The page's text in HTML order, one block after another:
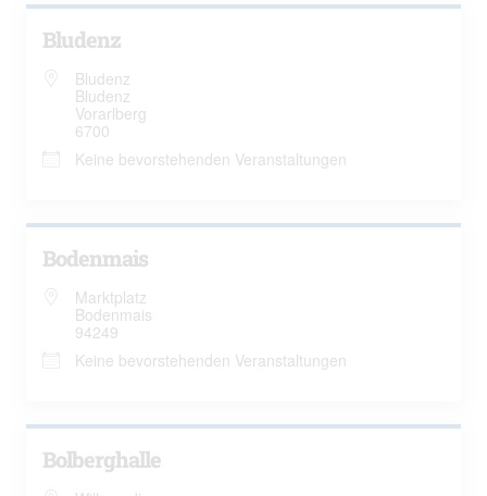
Bludenz
Bludenz
Bludenz
Vorarlberg
6700
Keine bevorstehenden Veranstaltungen
Bodenmais
Marktplatz
Bodenmais
94249
Keine bevorstehenden Veranstaltungen
Bolberghalle